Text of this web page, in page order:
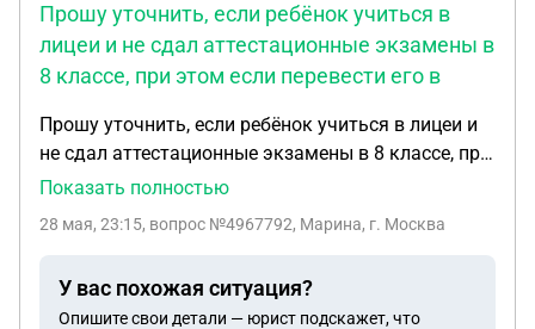
был три месяца, с трудом вытащили с
ухудшением здоровья ( уезжал с грыжей 7 см,
приехал с 17*20 см ). Часть находится в 400 км от
,ни в основном, ни по болезни.
Прошу уточнить, если ребёнок учиться в
лицеи и не сдал аттестационные экзамены в
8 классе, при этом если перевести его в
Прошу уточнить, если ребёнок учиться в лицеи и
не сдал аттестационные экзамены в 8 классе, при
этом если перевести его в другую школу в
предусмотрены, возможно ли это? Или ему нужно
Показать полностью
28 мая, 23:15, вопрос №4967792, Марина, г. Москва
У вас похожая ситуация?
Опишите свои детали — юрист подскажет, что